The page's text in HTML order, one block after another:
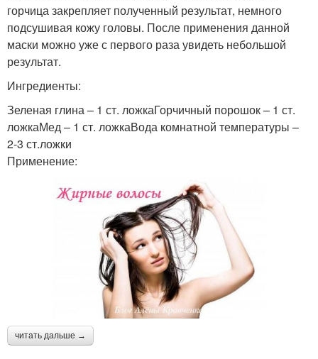
горчица закрепляет полученный результат, немного
подсушивая кожу головы. После применения данной
маски можно уже с первого раза увидеть небольшой
результат.
Ингредиенты:
Зеленая глина – 1 ст. ложкаГорчичный порошок – 1 ст.
ложкаМед – 1 ст. ложкаВода комнатной температуры –
2-3 ст.ложки
Применение:
читать дальше →